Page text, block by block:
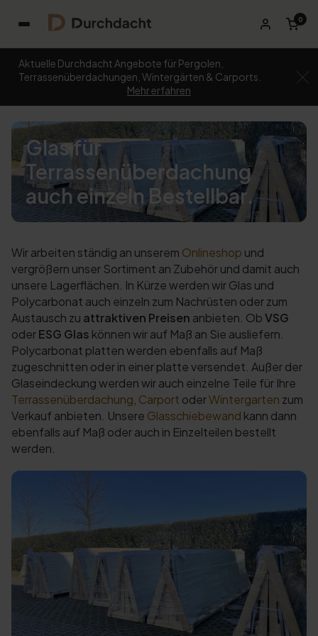
0
Aktuelle Durchdacht Angebote für Pergolen,
Terrassenüberdachungen, Wintergärten & Carports.
Mehr erfahren
Glas für
Terrassenüberdachung
auch einzeln Bestellbar.
Wir arbeiten ständig an unserem Onlineshop und
vergrößern unser Sortiment an Zubehör und damit auch
unsere Lagerflächen. In Kürze werden wir Glas und
Polycarbonat auch einzeln zum Nachrüsten oder zum
Austausch zu attraktiven Preisen anbieten. ObVSG
oderESG Glas können wir auf Maß an Sie ausliefern.
Polycarbonat platten werden ebenfalls auf Maß
zugeschnitten oder in einer platte versendet. Außer der
Glaseindeckung werden wir auch einzelne Teile für Ihre
Terrassenüberdachung Carport oderWintergarten zum
Verkauf anbieten. Unsere Glasschiebewand kann dann
ebenfalls auf Maß oder auch in Einzelteilen bestellt
werden.